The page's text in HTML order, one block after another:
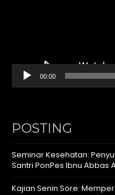
00:00
POSTING
Seminar Kesehatan:
Santri PonPes Ibnu Abbas
Kajian Senin Sore: